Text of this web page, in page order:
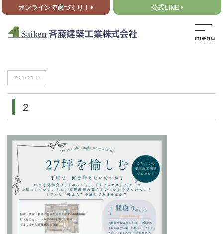
オンラインで家づくり！ 公式LINE
HOME>2
2026-01-11
2